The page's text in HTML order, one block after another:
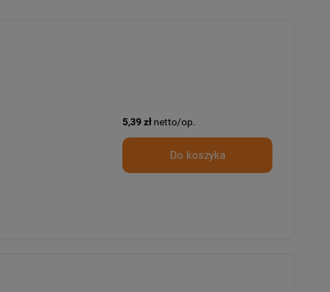
5,39 zł netto/op.
Do koszyka